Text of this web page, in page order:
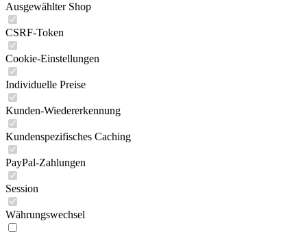
Ausgewählter Shop
CSRF-Token
Cookie-Einstellungen
Individuelle Preise
Kunden-Wiedererkennung
Kundenspezifisches Caching
PayPal-Zahlungen
Session
Währungswechsel